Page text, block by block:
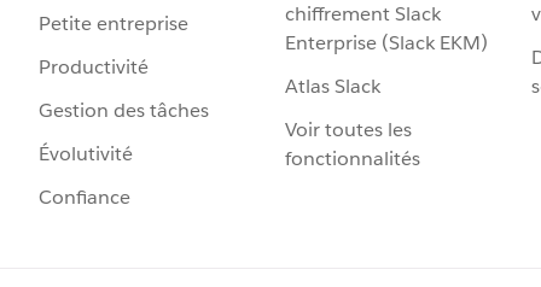
Petite entreprise
Productivité
Gestion des tâches
Évolutivité
Confiance
chiffrement Slack
Enterprise (Slack EKM)
Atlas Slack
Voir toutes les
fonctionnalités